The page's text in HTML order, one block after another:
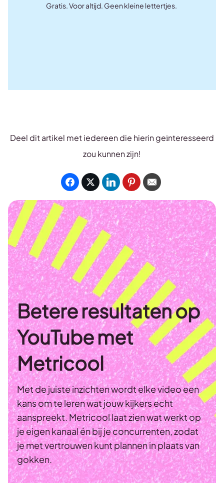
Gratis. Voor altijd. Geen kleine lettertjes.
Deel dit artikel met iedereen die hierin geïnteresseerd
zou kunnen zijn!
Betere resultaten op
YouTube met
Metricool
Met de juiste inzichten wordt elke video een
kans om te leren wat jouw kijkers echt
aanspreekt. Metricool laat zien wat werkt op
je eigen kanaal én bij je concurrenten, zodat
je met vertrouwen kunt plannen in plaats van
gokken.